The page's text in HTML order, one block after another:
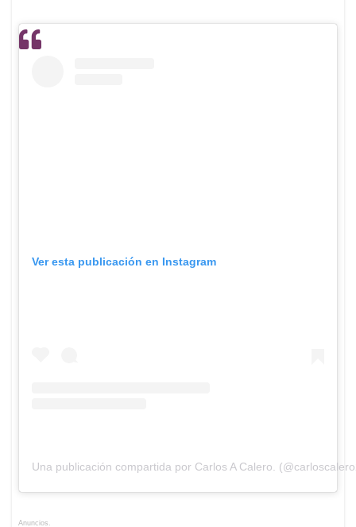
Ver esta publicación en Instagram
Una publicación compartida por Carlos A Calero.
Anuncios.